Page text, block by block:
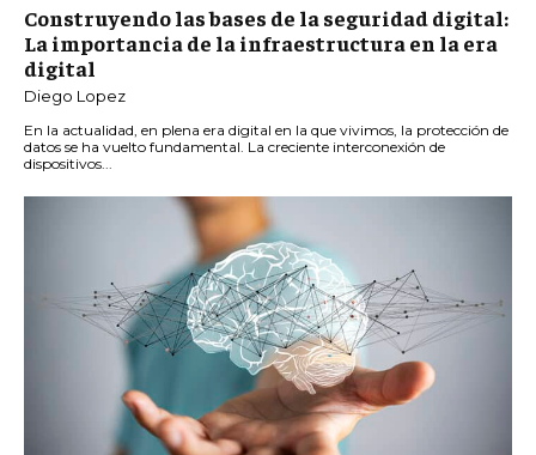
Construyendo las bases de la seguridad digital:
La importancia de la infraestructura en la era
digital
Diego Lopez
En la actualidad, en plena era digital en la que vivimos, la protección de
datos se ha vuelto fundamental. La creciente interconexión de
dispositivos...